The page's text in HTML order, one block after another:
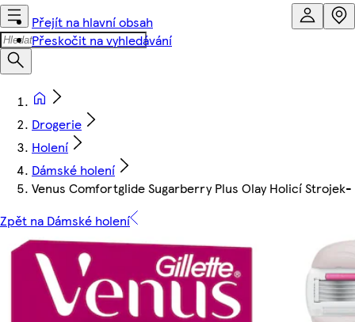
Přejít na hlavní obsah
Přeskočit na vyhledávání
Drogerie
Holení
Dámské holení
Venus Comfortglide Sugarberry Plus Olay Holicí
Zpět na Dámské holení